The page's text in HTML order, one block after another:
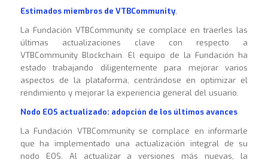
Estimados miembros de VTBCommunity,
La Fundación VTBCommunity se complace en traerles las
últimas actualizaciones clave con respecto a
VTBCommunity Blockchain. El equipo de la Fundación ha
estado trabajando diligentemente para mejorar varios
aspectos de la plataforma, centrándose en optimizar el
rendimiento y mejorar la experiencia general del usuario.
Nodo EOS actualizado: adopción de los últimos avances
La Fundación VTBCommunity se complace en informarle
que ha implementado una actualización integral de su
nodo EOS. Al actualizar a versiones más nuevas, la